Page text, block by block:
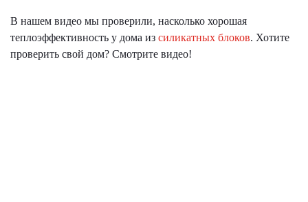
В нашем видео мы проверили, насколько хорошая
теплоэффективность у дома из силикатных блоков. Хотите
проверить свой дом? Смотрите видео!